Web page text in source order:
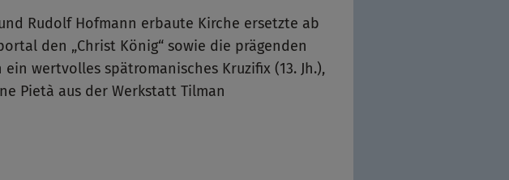
Rudolf Hofmann erbaute Kirche ersetzte ab
den „Christ König“ sowie die prägenden
wertvolles spätromanisches Kruzifix (13. Jh.),
Pietà aus der Werkstatt Tilman